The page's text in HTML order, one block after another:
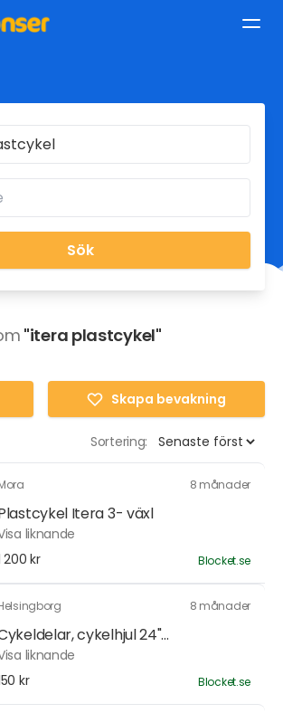
Sök
"itera plastcykel"
Skapa bevakning
Sortering:
8 månader
Itera 3- växl
liknande
200 kr
Blocket.se
8 månader
cykelhjul 24"...
liknande
kr
Blocket.se